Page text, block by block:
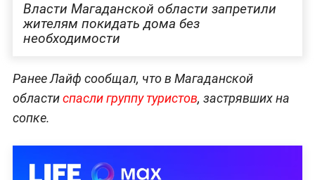
Власти Магаданской области запретили
жителям покидать дома без
необходимости
Ранее Лайф сообщал, что в Магаданской
областиспасли группу туристов, застрявших на
сопке.